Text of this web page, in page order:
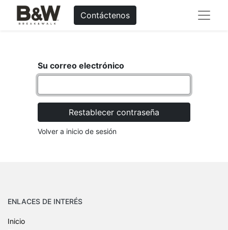
Contáctenos
Su correo electrónico
Restablecer contraseña
Volver a inicio de sesión
ENLACES DE INTERÉS
Inicio